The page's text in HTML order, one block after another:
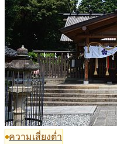
ความเสี่ยงต่ำ